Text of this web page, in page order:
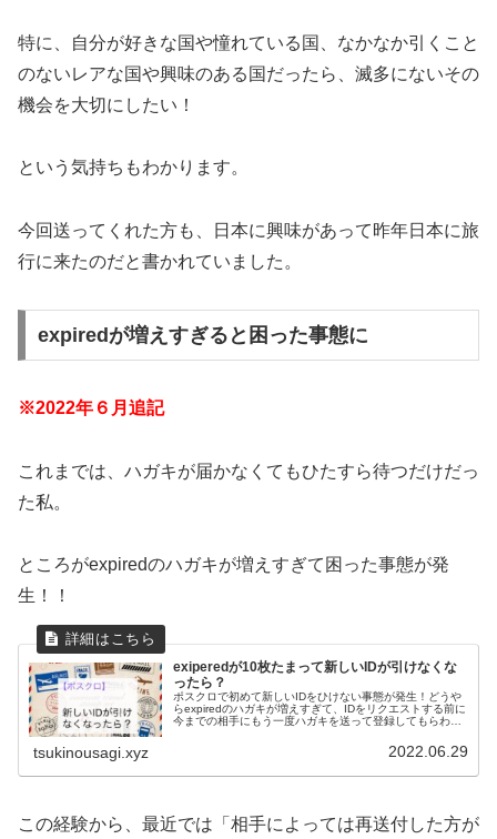
特に、自分が好きな国や憧れている国、なかなか引くこと
のないレアな国や興味のある国だったら、滅多にないその
機会を大切にしたい！
という気持ちもわかります。
今回送ってくれた方も、日本に興味があって昨年日本に旅
行に来たのだと書かれていました。
expiredが増えすぎると困った事態に
※2022年６月追記
これまでは、ハガキが届かなくてもひたすら待つだけだっ
た私。
ところがexpiredのハガキが増えすぎて困った事態が発
生！！
exiperedが10枚たまって新しいIDが引けなくな
ったら？
ポスクロで初めて新しいIDをひけない事態が発生！どうや
らexpiredのハガキが増えすぎて、IDをリクエストする前に
今までの相手にもう一度ハガキを送って登録してもらわな
tsukinousagi.xyz 2022.06.29
この経験から、最近では「相手によっては再送付した方が